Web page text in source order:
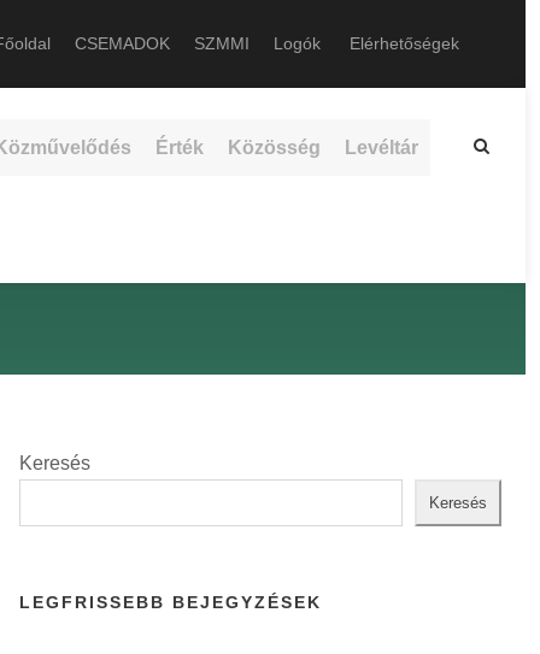
CSEMADOK SZMMI Logók Elérhetőségek
Érték Közösség Levéltár
Keresés
Keresés
LEGFRISSEBB BEJEGYZÉSEK